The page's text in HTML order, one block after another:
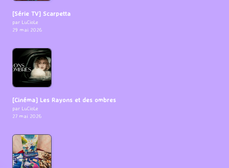
[Série TV] Scarpetta
par LuCioLe
29 mai 2026
[Cinéma] Les Rayons et des ombres
par LuCioLe
27 mai 2026